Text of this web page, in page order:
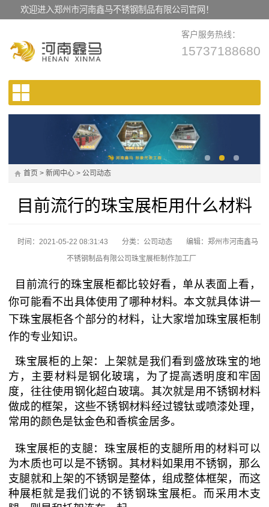
欢迎进入郑州市河南鑫马不锈钢制品有限公司官网！
客户服务热线：
15737188680
首页 > 新闻中心 > 公司动态
目前流行的珠宝展柜用什么材料
时间：2021-05-22 08:31:43 分类： 公司动态
编辑：郑州市河南鑫马
不锈钢制品有限公司珠宝展柜制作加工厂
目前流行的珠宝展柜都比较好看，单从表面上看，
你可能看不出具体使用了哪种材料。本文就具体讲一
下珠宝展柜各个部分的材料，让大家增加珠宝展柜制
作的专业知识。
珠宝展柜的上架：上架就是我们看到盛放珠宝的地
方，主要材料是钢化玻璃，为了提高透明度和牢固
度，往往使用钢化超白玻璃。其次就是用不锈钢材料
做成的框架，这些不锈钢材料经过镀钛或喷漆处理，
常用的颜色是钛金色和香槟金居多。
珠宝展柜的支腿：珠宝展柜的支腿所用的材料可以
为木质也可以是不锈钢。其材料如果用不锈钢，那么
支腿就和上架的不锈钢是整体，组成整体框架，而这
种展柜就是我们说的不锈钢珠宝展柜。而采用木支